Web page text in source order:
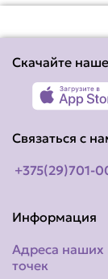
Скачайте
Связаться с
+375(29)701-
Информация
Адреса наших
точек